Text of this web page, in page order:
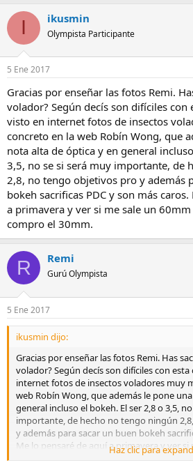
I ikusmin
Olympista Participante
5 Ene 2017
Gracias por enseñar las fotos Remi.
volador? Según decís son difíciles con
visto en internet fotos de insectos
concreto en la web Robín Wong, que
nota alta de óptica y en general
3,5, no se si será muy importante, de
2,8, no tengo objetivos pro y además
bokeh sacrificas PDC y son más
a primavera y ver si me sale un
compro el 30mm.
R Remi
Gurú Olympista
5 Ene 2017
ikusmin dijo:
Gracias por enseñar las fotos Remi. Has
volador? Según decís son difíciles con
internet fotos de insectos voladores muy
web Robín Wong, que además le pone
general incluso el bokeh. El ser 2,8 o 3,5,
importante, de hecho no tengo ningún
y además para sacar un buen bokeh
Me lo pensaré de aquí a primavera y ver si
segunda mano o compro el 30mm.
Haz clic para